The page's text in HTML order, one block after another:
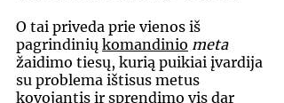
O tai priveda prie vienos iš
pagrindinių komandinio meta
žaidimo tiesų, kurią puikiai įvardija
su problema ištisus metus
kovojantis ir sprendimo vis dar